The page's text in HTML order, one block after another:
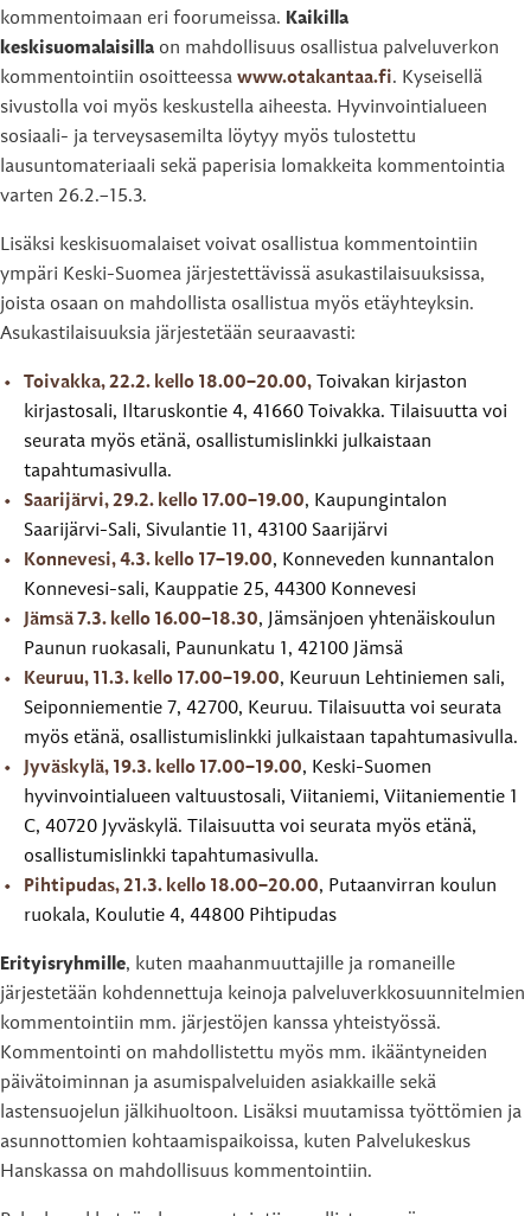
kommentoimaan eri foorumeissa. Kaikilla
keskisuomalaisilla on mahdollisuus osallistua palveluverkon
kommentointiin osoitteessa www.otakantaa.fi. Kyseisellä
sivustolla voi myös keskustella aiheesta. Hyvinvointialueen
sosiaali- ja terveysasemilta löytyy myös tulostettu
lausuntomateriaali sekä paperisia lomakkeita kommentointia
varten 26.2.–15.3.
Lisäksi keskisuomalaiset voivat osallistua kommentointiin
ympäri Keski-Suomea järjestettävissä asukastilaisuuksissa,
joista osaan on mahdollista osallistua myös etäyhteyksin.
Asukastilaisuuksia järjestetään seuraavasti:
Toivakka, 22.2. kello 18.00–20.00, Toivakan kirjaston
kirjastosali, Iltaruskontie 4, 41660 Toivakka. Tilaisuutta voi
seurata myös etänä, osallistumislinkki julkaistaan
tapahtumasivulla.
Saarijärvi, 29.2. kello 17.00–19.00, Kaupungintalon
Saarijärvi-Sali, Sivulantie 11, 43100 Saarijärvi
Konnevesi, 4.3. kello 17–19.00, Konneveden kunnantalon
Konnevesi-sali, Kauppatie 25, 44300 Konnevesi
Jämsä 7.3. kello 16.00–18.30, Jämsänjoen yhtenäiskoulun
Paunun ruokasali, Paununkatu 1, 42100 Jämsä
Keuruu, 11.3. kello 17.00–19.00, Keuruun Lehtiniemen sali,
Seiponniementie 7, 42700, Keuruu. Tilaisuutta voi seurata
myös etänä, osallistumislinkki julkaistaan tapahtumasivulla.
Jyväskylä, 19.3. kello 17.00–19.00, Keski-Suomen
hyvinvointialueen valtuustosali, Viitaniemi, Viitaniementie 1
C, 40720 Jyväskylä. Tilaisuutta voi seurata myös etänä,
osallistumislinkki tapahtumasivulla.
Pihtipudas, 21.3. kello 18.00–20.00, Putaanvirran koulun
ruokala, Koulutie 4, 44800 Pihtipudas
Erityisryhmille, kuten maahanmuuttajille ja romaneille
järjestetään kohdennettuja keinoja palveluverkkosuunnitelmien
kommentointiin mm. järjestöjen kanssa yhteistyössä.
Kommentointi on mahdollistettu myös mm. ikääntyneiden
päivätoiminnan ja asumispalveluiden asiakkaille sekä
lastensuojelun jälkihuoltoon. Lisäksi muutamissa työttömien ja
asunnottomien kohtaamispaikoissa, kuten Palvelukeskus
Hanskassa on mahdollisuus kommentointiin.